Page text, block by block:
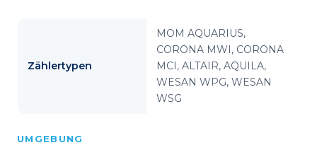
Zählertypen
MOM AQUARIUS,
CORONA MWI, CORONA
MCI, ALTAIR, AQUILA,
WESAN WPG, WESAN
WSG
UMGEBUNG